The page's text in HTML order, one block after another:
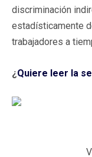
discriminación
estadísticamente
trabajadores a
¿Quiere leer la